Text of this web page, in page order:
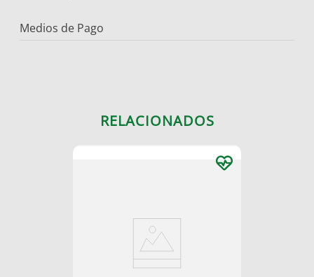
Medios de Pago
RELACIONADOS